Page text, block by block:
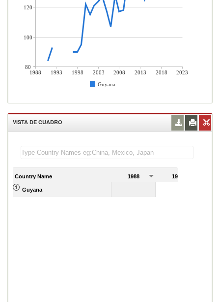
1988 1993 1998 2003 2008 2013 2018
2023
Guyana
120
100
80
VISTA DE CUADRO
Country Name 1988 1989
Guyana